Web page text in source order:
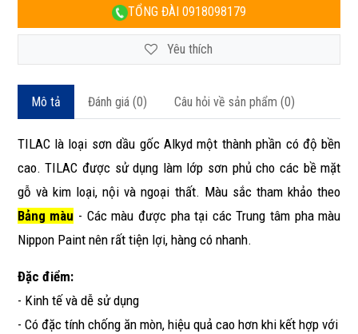
TỔNG ĐÀI 0918098179
Yêu thích
Mô tả Đánh giá (0) Câu hỏi về sản phẩm (0)
TILAC là loại sơn dầu gốc Alkyd một thành phần có độ bền
cao. TILAC được sử dụng làm lớp sơn phủ cho các bề mặt
gỗ và kim loại, nội và ngoại thất. Màu sắc tham khảo theo
Bảng màu - Các màu được pha tại các Trung tâm pha màu
Nippon Paint nên rất tiện lợi, hàng có nhanh.
Đặc điểm:
- Kinh tế và dễ sử dụng
- Có đặc tính chống ăn mòn, hiệu quả cao hơn khi kết hợp với